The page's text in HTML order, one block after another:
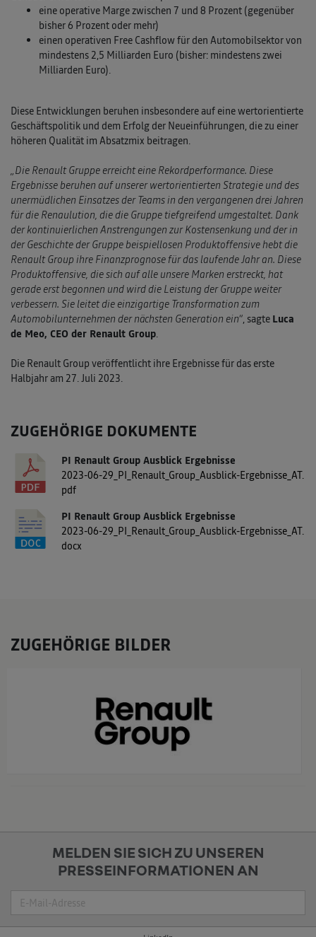
eine operative Marge zwischen 7 und 8 Prozent (gegenüber
bisher 6 Prozent oder mehr)
einen operativen Free Cashflow für den Automobilsektor von
mindestens 2,5 Milliarden Euro (bisher: mindestens zwei
Milliarden Euro).
Diese Entwicklungen beruhen insbesondere auf eine wertorientierte
Geschäftspolitik und dem Erfolg der Neueinführungen, die zu einer
höheren Qualität im Absatzmix beitragen.
„Die Renault Gruppe erreicht eine Rekordperformance. Diese
Ergebnisse beruhen auf unserer wertorientierten Strategie und des
unermüdlichen Einsatzes der Teams in den vergangenen drei Jahren
für die Renaulution, die die Gruppe tiefgreifend umgestaltet. Dank
der kontinuierlichen Anstrengungen zur Kostensenkung und der in
der Geschichte der Gruppe beispiellosen Produktoffensive hebt die
Renault Group ihre Finanzprognose für das laufende Jahr an. Diese
Produktoffensive, die sich auf alle unsere Marken erstreckt, hat
gerade erst begonnen und wird die Leistung der Gruppe weiter
verbessern. Sie leitet die einzigartige Transformation zum
Automobilunternehmen der nächsten Generation ein“, sagte Luca
de Meo, CEO der Renault Group.
Die Renault Group veröffentlicht ihre Ergebnisse für das erste
Halbjahr am 27. Juli 2023.
ZUGEHÖRIGE DOKUMENTE
PI Renault Group Ausblick Ergebnisse
2023-06-29_PI_Renault_Group_Ausblick-Ergebnisse_AT.
pdf
PI Renault Group Ausblick Ergebnisse
2023-06-29_PI_Renault_Group_Ausblick-Ergebnisse_AT.
docx
ZUGEHÖRIGE BILDER
MELDEN SIE SICH ZU UNSEREN
PRESSEINFORMATIONEN AN
Suche